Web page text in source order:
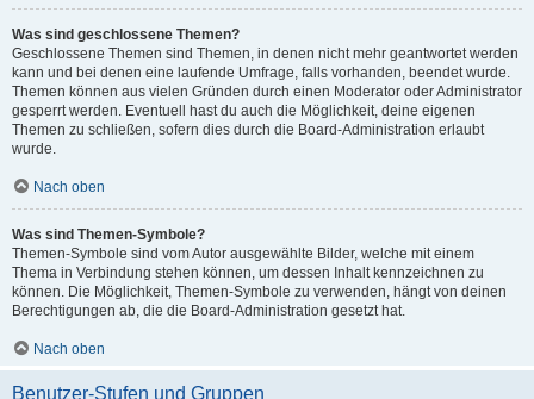
Was sind geschlossene Themen?
Geschlossene Themen sind Themen, in denen nicht mehr geantwortet werden
kann und bei denen eine laufende Umfrage, falls vorhanden, beendet wurde.
Themen können aus vielen Gründen durch einen Moderator oder Administrator
gesperrt werden. Eventuell hast du auch die Möglichkeit, deine eigenen
Themen zu schließen, sofern dies durch die Board-Administration erlaubt
wurde.
Nach oben
Was sind Themen-Symbole?
Themen-Symbole sind vom Autor ausgewählte Bilder, welche mit einem
Thema in Verbindung stehen können, um dessen Inhalt kennzeichnen zu
können. Die Möglichkeit, Themen-Symbole zu verwenden, hängt von deinen
Berechtigungen ab, die die Board-Administration gesetzt hat.
Nach oben
Benutzer-Stufen und Gruppen